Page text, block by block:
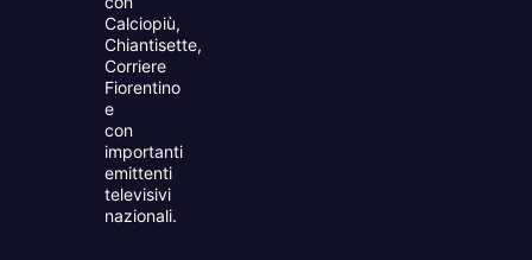
Calciopiù,
Chiantisette,
Corriere
Fiorentino
e
con
importanti
emittenti
televisivi
nazionali.